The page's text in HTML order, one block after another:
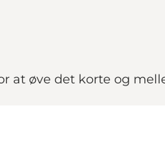
at øve det korte og